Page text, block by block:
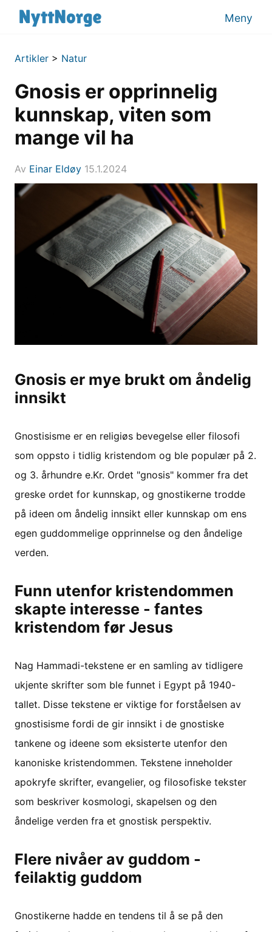
Meny
Artikler > Natur
Gnosis er opprinnelig
kunnskap, viten som
mange vil ha
Av Einar Eldøy 15.1.2024
Gnosis er mye brukt om åndelig
innsikt
Gnostisisme er en religiøs bevegelse eller filosofi
som oppsto i tidlig kristendom og ble populær på 2.
og 3. århundre e.Kr. Ordet "gnosis" kommer fra det
greske ordet for kunnskap, og gnostikerne trodde
på ideen om åndelig innsikt eller kunnskap om ens
egen guddommelige opprinnelse og den åndelige
verden.
Funn utenfor kristendommen
skapte interesse - fantes
kristendom før Jesus
Nag Hammadi-tekstene er en samling av tidligere
ukjente skrifter som ble funnet i Egypt på 1940-
tallet. Disse tekstene er viktige for forståelsen av
gnostisisme fordi de gir innsikt i de gnostiske
tankene og ideene som eksisterte utenfor den
kanoniske kristendommen. Tekstene inneholder
apokryfe skrifter, evangelier, og filosofiske tekster
som beskriver kosmologi, skapelsen og den
åndelige verden fra et gnostisk perspektiv.
Flere nivåer av guddom -
feilaktig guddom
Gnostikerne hadde en tendens til å se på den